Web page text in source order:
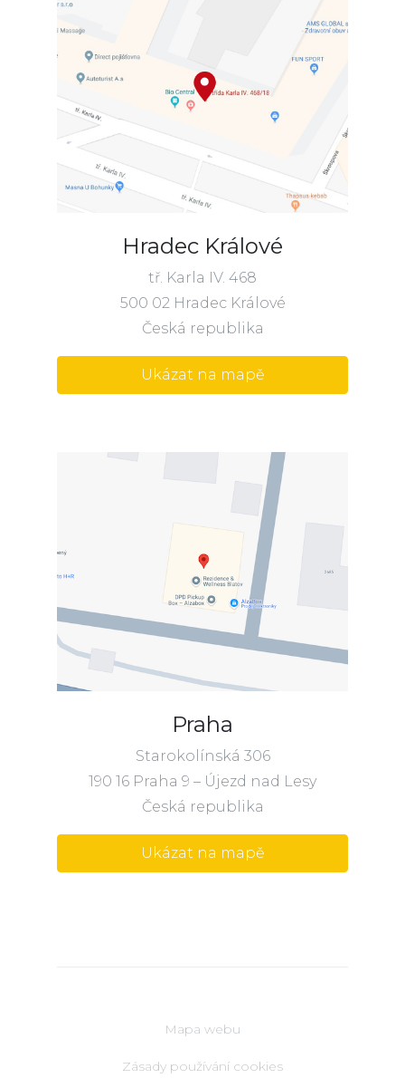
Hradec Králové
tř. Karla IV. 468
500 02 Hradec Králové
Česká republika
Ukázat na mapě
Praha
Starokolínská 306
190 16 Praha 9 – Újezd nad Lesy
Česká republika
Ukázat na mapě
Mapa webu
Zásady používání cookies